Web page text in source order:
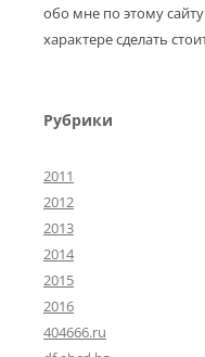
обо мне по этому
характере сделать
Рубрики
2011
2012
2013
2014
2015
2016
404666.ru